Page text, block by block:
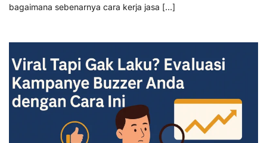
bagaimana sebenarnya cara kerja jasa […]